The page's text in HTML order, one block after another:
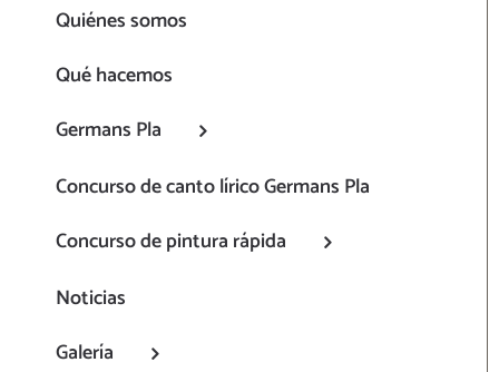
Quiénes somos
Qué hacemos
Germans Pla
Concurso de canto lírico Germans Pla
Concurso de pintura rápida
Noticias
Galería